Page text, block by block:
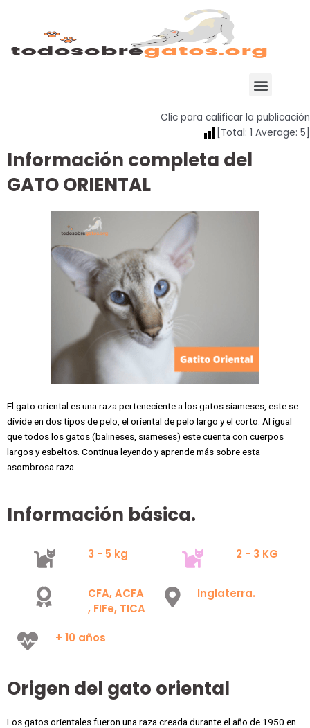
contenido
Menu
Clic para calificar la publicación
[Total: 1 Average: 5
Información completa del
GATO ORIENTAL
El gato oriental es una raza perteneciente a los gatos siameses, este se
divide en dos tipos de pelo, el oriental de pelo largo y el corto. Al igual
que todos los gatos (balineses, siameses) este cuenta con cuerpos
largos y esbeltos. Continua leyendo y aprende más sobre esta
asombrosa raza.
Información básica.
3 - 5 kg 2 - 3 KG
CFA, ACFA
, FIFe, TICA
Inglaterra.
+ 10 años
Origen del gato oriental
Los gatos orientales fueron una raza creada durante el año de 1950 en